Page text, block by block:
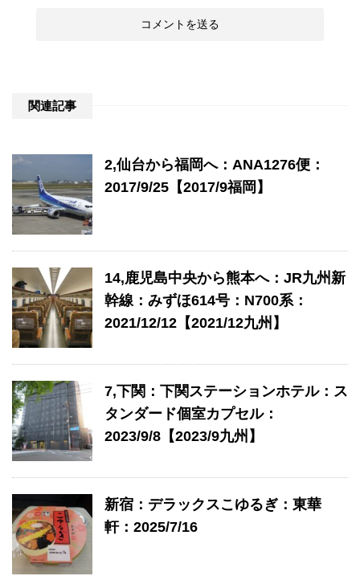
関連記事
2,仙台から福岡へ：ANA1276便：
2017/9/25【2017/9福岡】
14,鹿児島中央から熊本へ：JR九州新
幹線：みずほ614号：N700系：
2021/12/12【2021/12九州】
7,下関：下関ステーションホテル：ス
タンダード個室カプセル：
2023/9/8【2023/9九州】
新宿：デラックスこゆるぎ：東華
軒：2025/7/16